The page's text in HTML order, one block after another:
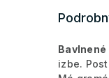
izbe.